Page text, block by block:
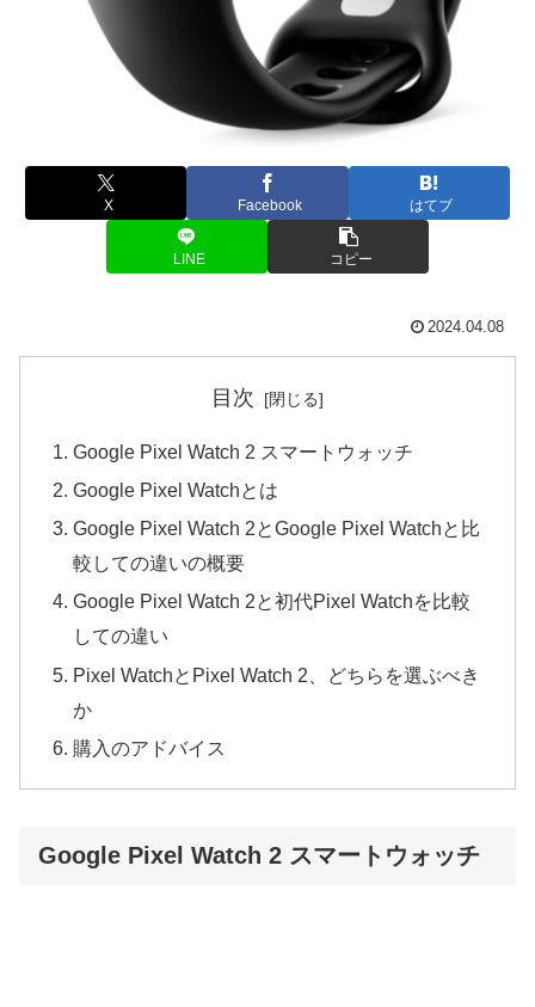
X Facebook はてブ
LINE コピー
2024.04.08
目次
Google Pixel Watch 2 スマートウォッチ
Google Pixel Watchとは
Google Pixel Watch 2とGoogle Pixel Watchと比
較しての違いの概要
Google Pixel Watch 2と初代Pixel Watchを比較
しての違い
Pixel WatchとPixel Watch 2、どちらを選ぶべき
か
購入のアドバイス
Google Pixel Watch 2 スマートウォッチ